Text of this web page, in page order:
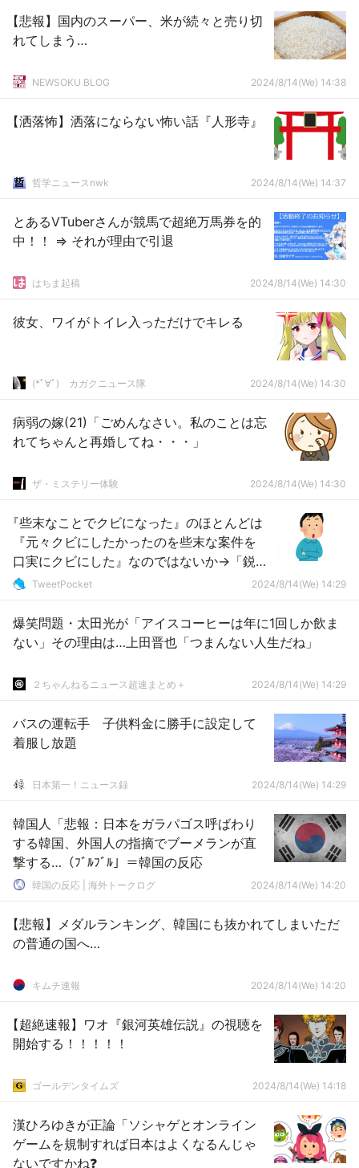
【悲報】国内のスーパー、米が続々と売り切
れてしまう…
NEWSOKU BLOG 2024/8/14(We) 14:38
【洒落怖】洒落にならない怖い話『人形寺』
哲学ニュースnwk 2024/8/14(We) 14:37
とあるVTuberさんが競馬で超絶万馬券を的
中！！ ⇒ それが理由で引退
はちま起稿 2024/8/14(We) 14:30
彼女、ワイがトイレ入っただけでキレる
(*ﾟ∀ﾟ)ゞカガクニュース隊 2024/8/14(We) 14:30
病弱の嫁(21)「ごめんなさい。私のことは忘
れてちゃんと再婚してね・・・」
ザ・ミステリー体験 2024/8/14(We) 14:30
『些末なことでクビになった』のほとんどは
『元々クビにしたかったのを些末な案件を
口実にクビにした』なのではないか→「鋭
い仮説」
TweetPocket 2024/8/14(We) 14:29
爆笑問題・太田光が「アイスコーヒーは年に1回しか飲ま
ない」その理由は…上田晋也「つまんない人生だね」
２ちゃんねるニュース超速まとめ＋ 2024/8/14(We) 14:29
バスの運転手 子供料金に勝手に設定して
着服し放題
日本第一！ニュース録 2024/8/14(We) 14:29
韓国人「悲報：日本をガラパゴス呼ばわり
する韓国、外国人の指摘でブーメランが直
撃する…（ﾌﾞﾙﾌﾞﾙ」＝韓国の反応
韓国の反応 | 海外トークログ 2024/8/14(We) 14:20
【悲報】メダルランキング、韓国にも抜かれてしまいただ
の普通の国へ…
キムチ速報 2024/8/14(We) 14:20
【超絶速報】ワオ『銀河英雄伝説』の視聴を
開始する！！！！！
ゴールデンタイムズ 2024/8/14(We) 14:18
漢ひろゆきが正論「ソシャゲとオンライン
ゲームを規制すれば日本はよくなるんじゃ
ないですかね❓